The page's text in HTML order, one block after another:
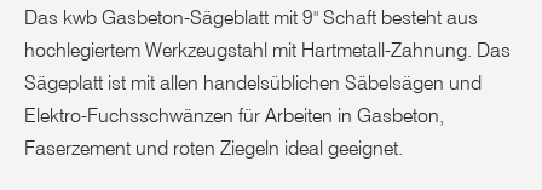
Das kwb Gasbeton-Sägeblatt mit 9" Schaft besteht aus
hochlegiertem Werkzeugstahl mit Hartmetall-Zahnung. Das
Sägeplatt ist mit allen handelsüblichen Säbelsägen und
Elektro-Fuchsschwänzen für Arbeiten in Gasbeton,
Faserzement und roten Ziegeln ideal geeignet.